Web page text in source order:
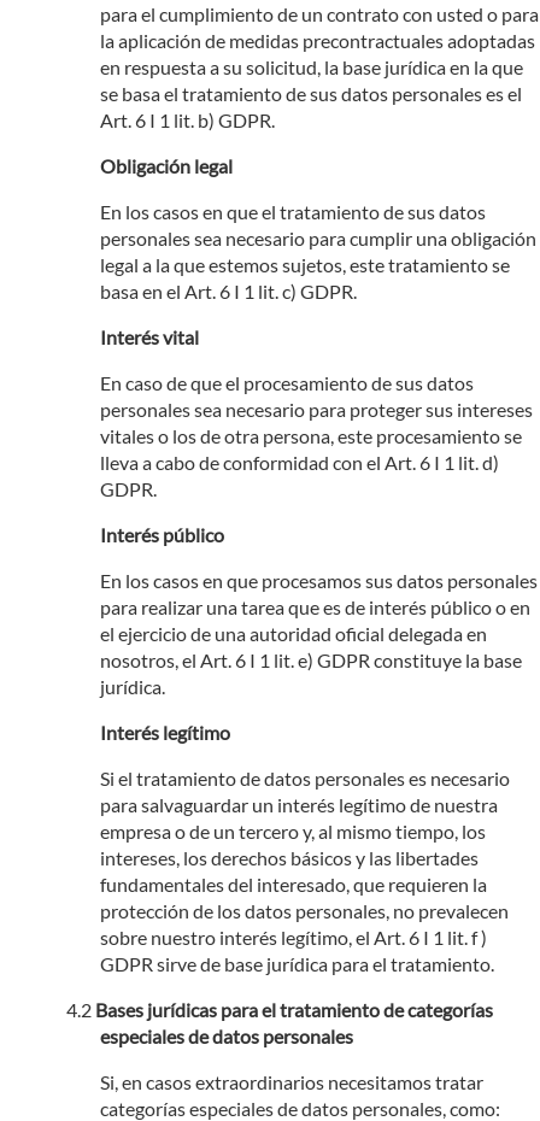
para el cumplimiento de un contrato con usted o para
la aplicación de medidas precontractuales adoptadas
en respuesta a su solicitud, la base jurídica en la que
se basa el tratamiento de sus datos personales es el
Art. 6 I 1 lit. b) GDPR.
Obligación legal
En los casos en que el tratamiento de sus datos
personales sea necesario para cumplir una obligación
legal a la que estemos sujetos, este tratamiento se
basa en el Art. 6 I 1 lit. c) GDPR.
Interés vital
En caso de que el procesamiento de sus datos
personales sea necesario para proteger sus intereses
vitales o los de otra persona, este procesamiento se
lleva a cabo de conformidad con el Art. 6 I 1 lit. d)
GDPR.
Interés público
En los casos en que procesamos sus datos personales
para realizar una tarea que es de interés público o en
el ejercicio de una autoridad oficial delegada en
nosotros, el Art. 6 I 1 lit. e) GDPR constituye la base
jurídica.
Interés legítimo
Si el tratamiento de datos personales es necesario
para salvaguardar un interés legítimo de nuestra
empresa o de un tercero y, al mismo tiempo, los
intereses, los derechos básicos y las libertades
fundamentales del interesado, que requieren la
protección de los datos personales, no prevalecen
sobre nuestro interés legítimo, el Art. 6 I 1 lit. f )
GDPR sirve de base jurídica para el tratamiento.
Bases jurídicas para el tratamiento de categorías
especiales de datos personales
Si, en casos extraordinarios necesitamos tratar
categorías especiales de datos personales, como: